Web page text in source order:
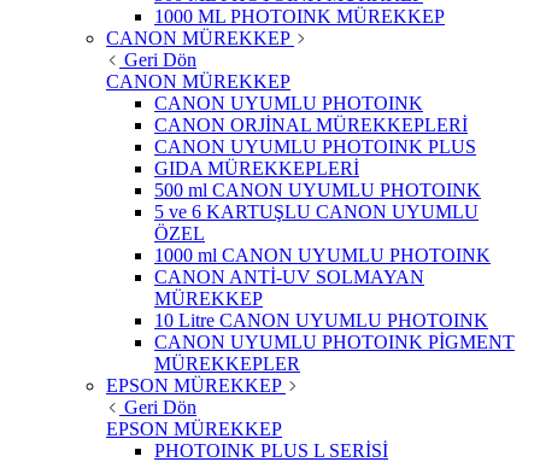
1000 ML PHOTOINK MÜREKKEP
CANON MÜREKKEP
Geri Dön
CANON MÜREKKEP
CANON UYUMLU PHOTOINK
CANON ORJİNAL MÜREKKEPLERİ
CANON UYUMLU PHOTOINK PLUS
GIDA MÜREKKEPLERİ
500 ml CANON UYUMLU PHOTOINK
5 ve 6 KARTUŞLU CANON UYUMLU
ÖZEL
1000 ml CANON UYUMLU PHOTOINK
CANON ANTİ-UV SOLMAYAN
MÜREKKEP
10 Litre CANON UYUMLU PHOTOINK
CANON UYUMLU PHOTOINK PİGMENT
MÜREKKEPLER
EPSON MÜREKKEP
Geri Dön
EPSON MÜREKKEP
PHOTOINK PLUS L SERİSİ